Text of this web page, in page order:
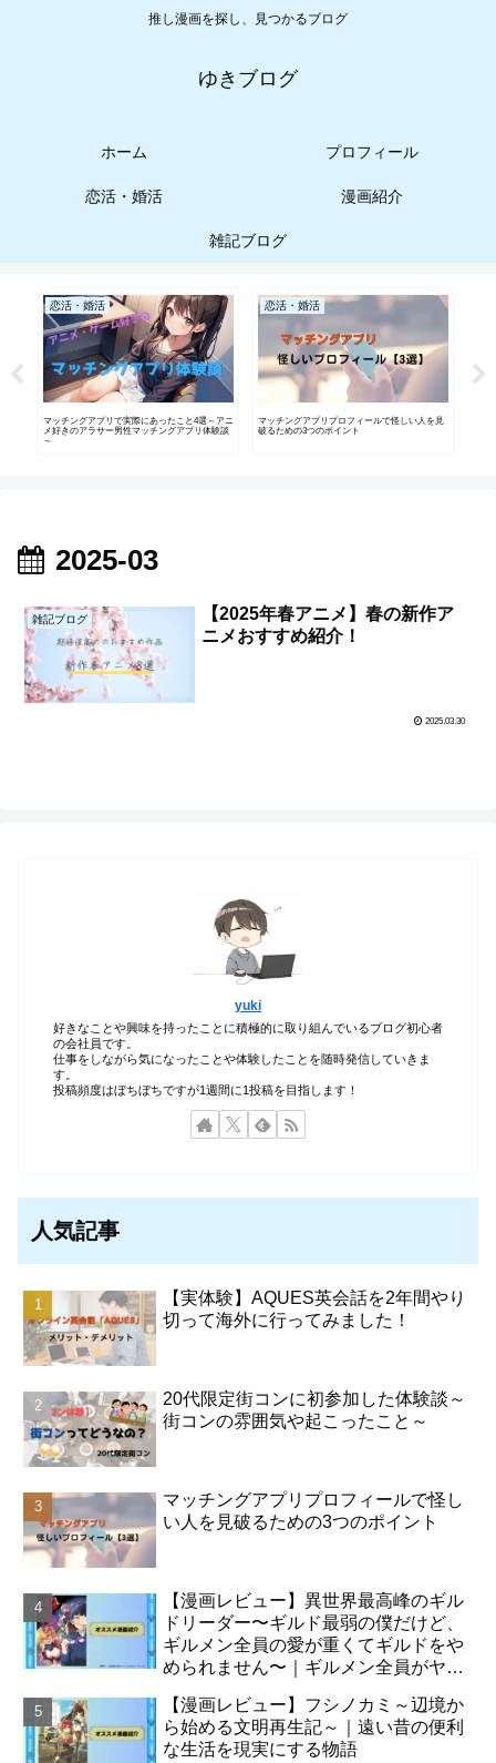
推し漫画を探し、見つかるブログ
ゆきブログ
ホーム プロフィール
恋活・婚活 漫画紹介
雑記ブログ
恋活・婚活
マッチングアプリで実際にあったこと4選～アニ
メ好きのアラサー男性マッチングアプリ体験談
～
恋活・婚活
マッチングアプリプロフィールで怪しい人を見
破るための3つのポイント
2025-03
雑記ブログ
【2025年春アニメ】春の新作ア
ニメおすすめ紹介！
2025.03.30
yuki
好きなことや興味を持ったことに積極的に取り組んでいるブログ初心者
の会社員です。
仕事をしながら気になったことや体験したことを随時発信していきま
す。
投稿頻度はぼちぼちですが1週間に1投稿を目指します！
人気記事
【実体験】AQUES英会話を2年間やり
切って海外に行ってみました！
20代限定街コンに初参加した体験談～
街コンの雰囲気や起こったこと～
マッチングアプリプロフィールで怪し
い人を見破るための3つのポイント
【漫画レビュー】異世界最高峰のギル
ドリーダー〜ギルド最弱の僕だけど、
ギルメン全員の愛が重くてギルドをや
められません〜｜ギルメン全員がヤン
【漫画レビュー】フシノカミ～辺境か
ら始める文明再生記～｜遠い昔の便利
な生活を現実にする物語